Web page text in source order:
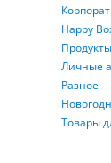
Happy
Личные
Разное
Товары